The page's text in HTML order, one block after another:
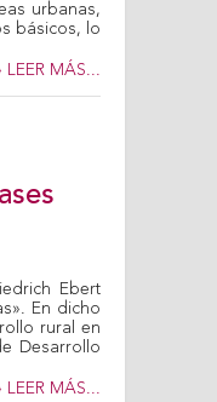
urbanas,
básicos, lo
LEER MÁS...
Ebert
En dicho
rural en
Desarrollo
LEER MÁS...